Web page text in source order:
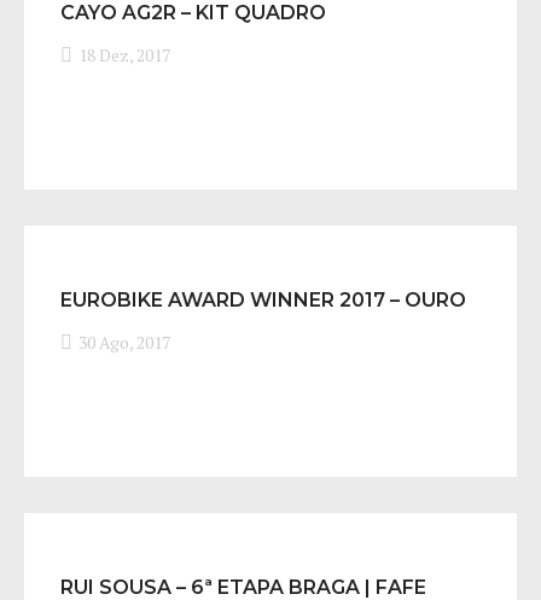
CAYO AG2R – KIT QUADRO
18 Dez, 2017
EUROBIKE AWARD WINNER 2017 – OURO
PARA O PROJETO Y
30 Ago, 2017
RUI SOUSA – 6ª ETAPA BRAGA | FAFE